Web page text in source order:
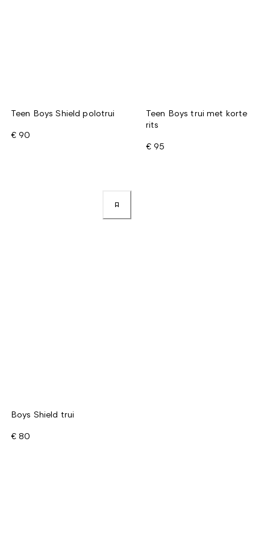
Teen Boys Shield polotrui
€ 90
Teen Boys trui met korte
rits
€ 95
Boys Shield trui
€ 80